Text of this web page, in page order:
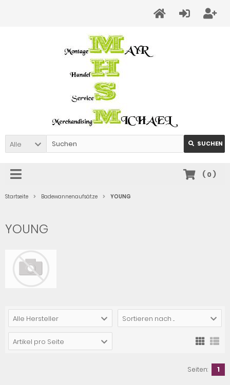
Alle SUCHEN
( 0)
Startseite Badewannenaufsätze YOUNG
YOUNG
Alle Hersteller Sortieren nach ...
Artikel pro Seite
Seiten: 1